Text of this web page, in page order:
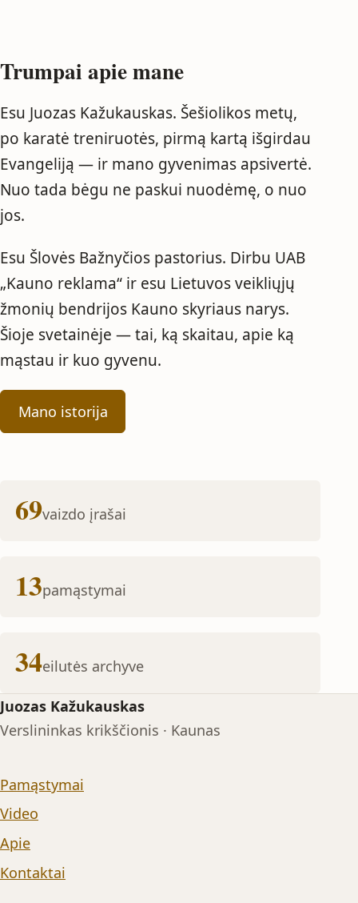
Trumpai apie mane
Esu Juozas Kažukauskas. Šešiolikos metų,
po karatė treniruotės, pirmą kartą išgirdau
Evangeliją — ir mano gyvenimas apsivertė.
Nuo tada bėgu ne paskui nuodėmę, o nuo
jos.
Esu Šlovės Bažnyčios pastorius. Dirbu UAB
„Kauno reklama“ ir esu Lietuvos veikliųjų
žmonių bendrijos Kauno skyriaus narys.
Šioje svetainėje — tai, ką skaitau, apie ką
mąstau ir kuo gyvenu.
Mano istorija
69vaizdo įrašai
13pamąstymai
34eilutės archyve
Juozas Kažukauskas
Verslininkas krikščionis · Kaunas
Pamąstymai
Video
Apie
Kontaktai